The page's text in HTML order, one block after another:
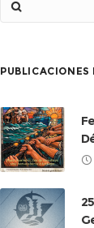
PUBLICACIONES